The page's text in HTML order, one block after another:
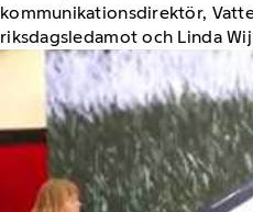
kommunikationsdirektör,
riksdagsledamot och Linda